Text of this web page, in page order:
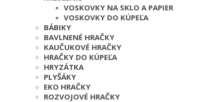
VOSKOVKY NA SKLO A PAPIER
VOSKOVKY DO KÚPEĽA
BÁBIKY
BAVLNENÉ HRAČKY
KAUČUKOVÉ HRAČKY
HRAČKY DO KÚPEĽA
HRYZÁTKA
PLYŠÁKY
EKO HRAČKY
ROZVOJOVÉ HRAČKY